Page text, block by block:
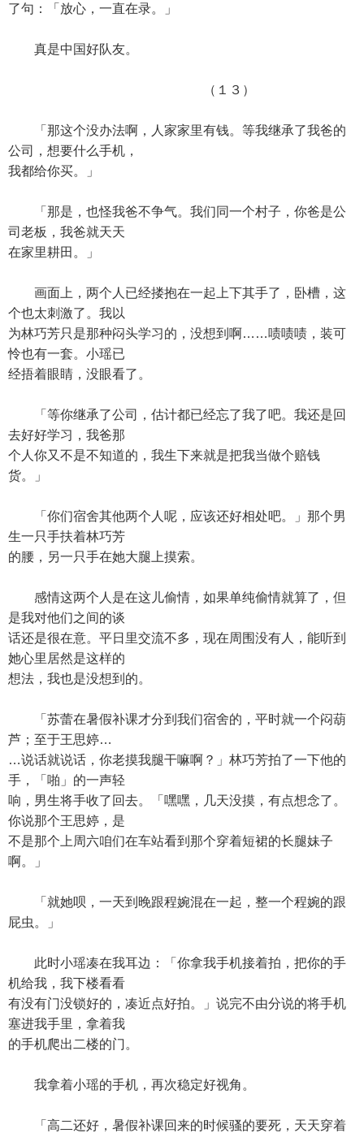
了句：「放心，一直在录。」
真是中国好队友。
（１３）
「那这个没办法啊，人家家里有钱。等我继承了我爸的
公司，想要什么手机，
我都给你买。」
「那是，也怪我爸不争气。我们同一个村子，你爸是公
司老板，我爸就天天
在家里耕田。」
画面上，两个人已经搂抱在一起上下其手了，卧槽，这
个也太刺激了。我以
为林巧芳只是那种闷头学习的，没想到啊……啧啧啧，装可
怜也有一套。小瑶已
经捂着眼睛，没眼看了。
「等你继承了公司，估计都已经忘了我了吧。我还是回
去好好学习，我爸那
个人你又不是不知道的，我生下来就是把我当做个赔钱
货。」
「你们宿舍其他两个人呢，应该还好相处吧。」那个男
生一只手扶着林巧芳
的腰，另一只手在她大腿上摸索。
感情这两个人是在这儿偷情，如果单纯偷情就算了，但
是我对他们之间的谈
话还是很在意。平日里交流不多，现在周围没有人，能听到
她心里居然是这样的
想法，我也是没想到的。
「苏蕾在暑假补课才分到我们宿舍的，平时就一个闷葫
芦；至于王思婷…
…说话就说话，你老摸我腿干嘛啊？」林巧芳拍了一下他的
手，「啪」的一声轻
响，男生将手收了回去。「嘿嘿，几天没摸，有点想念了。
你说那个王思婷，是
不是那个上周六咱们在车站看到那个穿着短裙的长腿妹子
啊。」
「就她呗，一天到晚跟程婉混在一起，整一个程婉的跟
屁虫。」
此时小瑶凑在我耳边：「你拿我手机接着拍，把你的手
机给我，我下楼看看
有没有门没锁好的，凑近点好拍。」说完不由分说的将手机
塞进我手里，拿着我
的手机爬出二楼的门。
我拿着小瑶的手机，再次稳定好视角。
「高二还好，暑假补课回来的时候骚的要死，天天穿着